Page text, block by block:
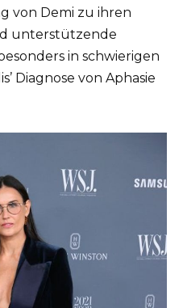
von Demi zu ihren
unterstützende
in schwierigen
Diagnose von Aphasie